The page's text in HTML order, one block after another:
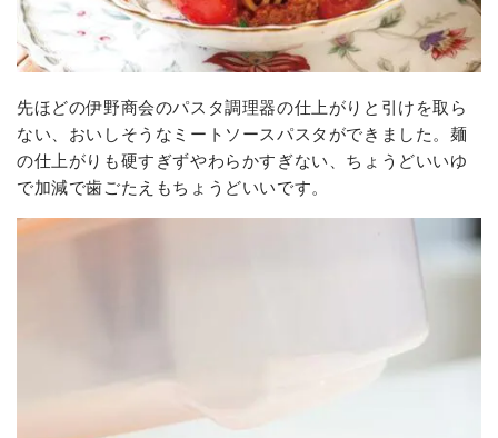
先ほどの伊野商会のパスタ調理器の仕上がりと引けを取ら
ない、おいしそうなミートソースパスタができました。麺
の仕上がりも硬すぎずやわらかすぎない、ちょうどいいゆ
で加減で歯ごたえもちょうどいいです。